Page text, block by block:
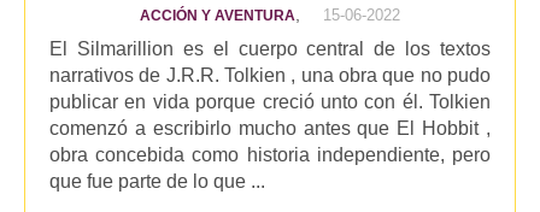
ACCIÓN Y AVENTURA 15-06-2022
El Silmarillion es el cuerpo central de los textos
narrativos de J.R.R. Tolkien , una obra que no pudo
publicar en vida porque creció unto con él. Tolkien
comenzó a escribirlo mucho antes que El Hobbit ,
obra concebida como historia independiente, pero
que fue parte de lo que ...